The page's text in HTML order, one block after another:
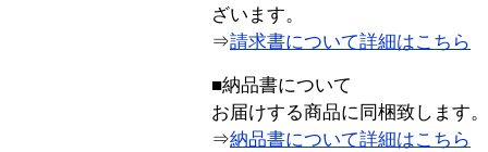
ざいます。
⇒請求書について詳細はこちら
■納品書について
お届けする商品に同梱致します。
⇒納品書について詳細はこちら